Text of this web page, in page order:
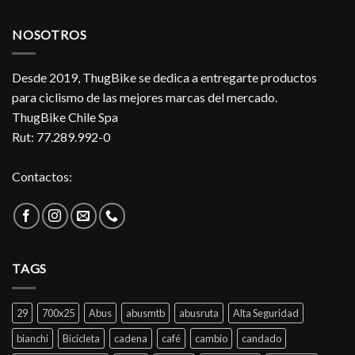
NOSOTROS
Desde 2019, ThugBike se dedica a entregarte productos
para ciclismo de las mejores marcas del mercado.
ThugBike Chile Spa
Rut: 77.289.992-0
Contactos:
TAGS
29 700x25 Abus abusmtb abusruta
Alta Seguridad
bianchi
Bicicleta cadena café cambio candado